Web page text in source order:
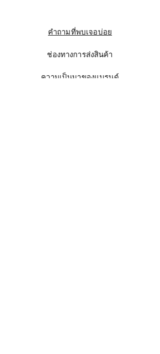
คำถามที่พบเจอบ่อย
ช่องทางการส่งสินค้า
ความเป็นมาของแบรนด์